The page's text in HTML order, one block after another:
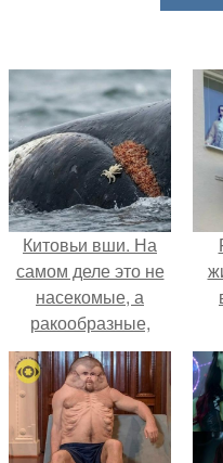
Китовьи вши. На
самом деле это не
насекомые, а
ракообразные,
относящиеся к
бокоплавам.